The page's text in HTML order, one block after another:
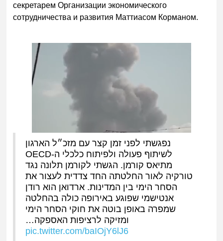
секретарем Организации экономического
сотрудничества и развития Маттиасом Корманом.
נפגשתי לפני זמן קצר עם מזכ״ל הארגון
לשיתוף פעולה ולפיתוח כלכלי ה-OECD
מתיאס קורמן. הגשתי לקורמן תלונה נגד
טורקיה לאור החלטתה החד צדדית לעצור את
הסחר הימי בין המדינות. ארדואן הוא רודן
אנטישמי שפוגע באירופה כולה בהחלטה
שמפרה באופן בוטה את חוקי הסחר הימי
ומזיקה לרציפות האספקה…
pic.twitter.com/baIOjY6lJ6